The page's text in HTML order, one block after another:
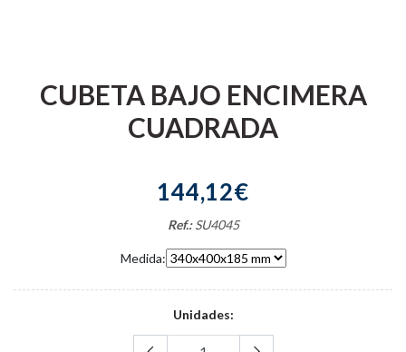
CUBETA BAJO ENCIMERA
CUADRADA
144,12€
Ref.: SU4045
Medida:
Unidades: